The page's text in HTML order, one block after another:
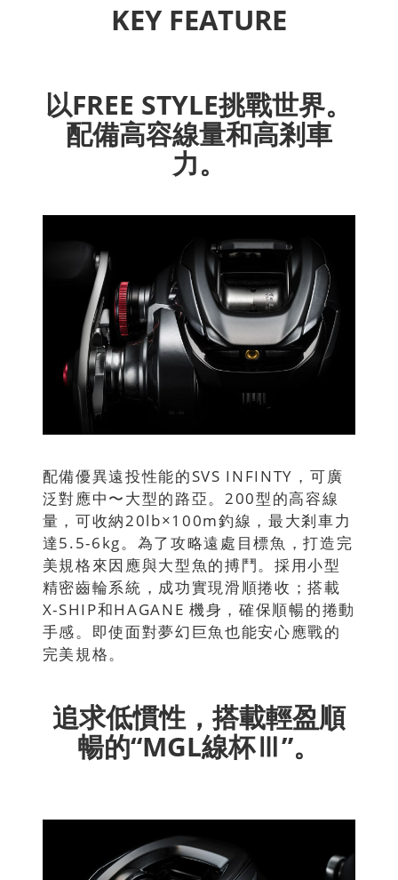
KEY FEATURE
以FREE STYLE挑戰世界。
配備高容線量和高剎車
力。
配備優異遠投性能的SVS INFINTY，可廣
泛對應中〜大型的路亞。200型的高容線
量，可收納20lb×100m釣線，最大剎車力
達5.5-6kg。為了攻略遠處目標魚，打造完
美規格來因應與大型魚的搏鬥。採用小型
精密齒輪系統，成功實現滑順捲收；搭載
X-SHIP和HAGANE 機身，確保順暢的捲動
手感。即使面對夢幻巨魚也能安心應戰的
完美規格。
追求低慣性，搭載輕盈順
暢的“MGL線杯Ⅲ”。